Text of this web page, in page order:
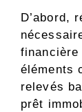
D’abord,
financière
éléments
relevés
prêt